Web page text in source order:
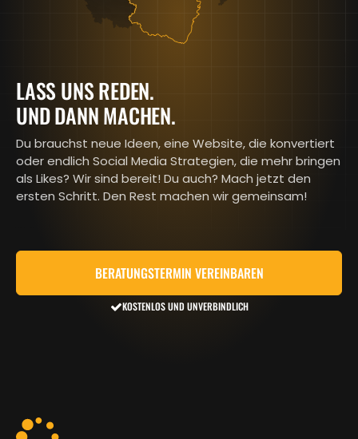
LASS UNS REDEN.
UND DANN MACHEN.
Du brauchst neue Ideen, eine Website, die konvertiert
oder endlich Social Media Strategien, die mehr bringen
als Likes? Wir sind bereit! Du auch? Mach jetzt den
ersten Schritt. Den Rest machen wir gemeinsam!
BERATUNGSTERMIN VEREINBAREN
KOSTENLOS UND UNVERBINDLICH